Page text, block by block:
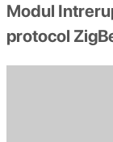
Modul
protocol